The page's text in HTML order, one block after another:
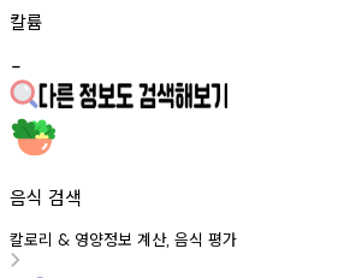
칼륨
-
음식 검색
칼로리 & 영양정보 계산, 음식 평가